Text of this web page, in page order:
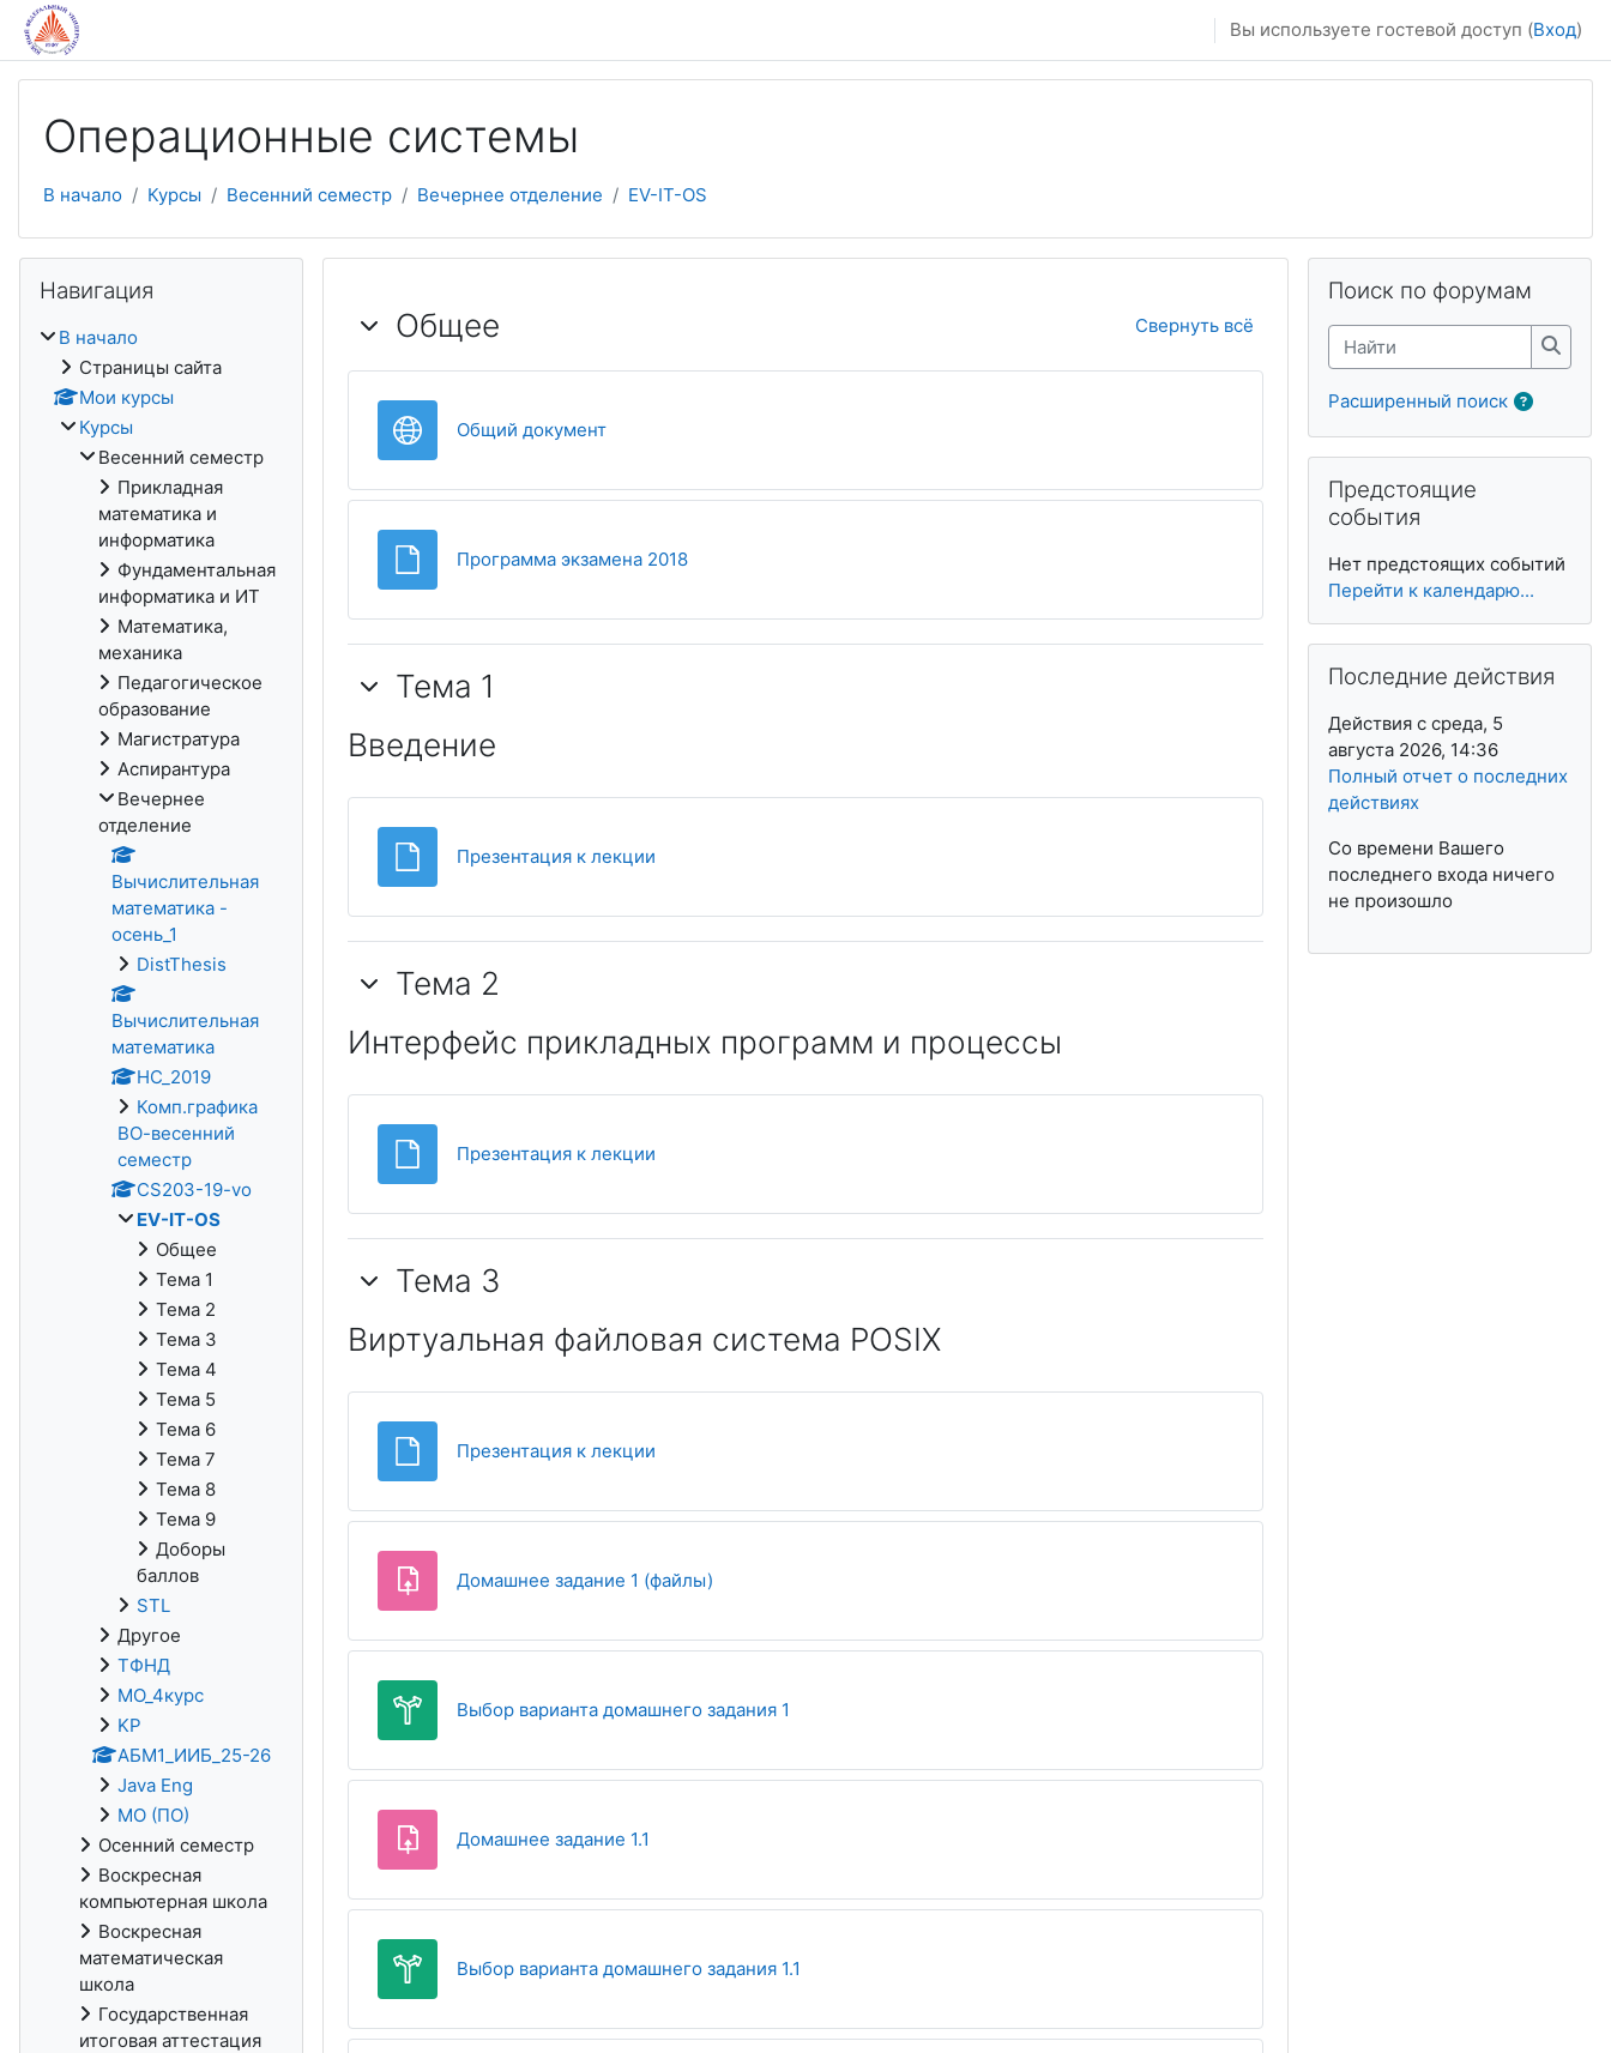
Перейти к основному содержанию
Вы используете гостевой доступ (Вход)
Операционные системы
В начало Курсы Весенний семестр Вечернее отделение EV-IT-OS
Тематический план
Общее Свернуть всё
Общий документГиперссылка
Программа экзамена 2018Файл
Тема 1
Введение
Презентация к лекцииФайл
Тема 2
Интерфейс прикладных программ и процессы
Презентация к лекцииФайл
Тема 3
Виртуальная файловая система POSIX
Презентация к лекцииФайл
Домашнее задание 1 (файлы)
Выбор варианта домашнего задания 1
Домашнее задание 1.1
Выбор варианта домашнего задания 1.1
Навигация
В начало
Страницы сайта
Мои курсы
Курсы
Весенний семестр
Прикладная
математика и
информатика
Фундаментальная
информатика и ИТ
Математика,
механика
Педагогическое
образование
Магистратура
Аспирантура
Вечернее
отделение
Вычислительная
математика -
осень_1
DistThesis
Вычислительная
математика
НС_2019
Комп.графика
ВО-весенний
семестр
CS203-19-vo
EV-IT-OS
Общее
Тема 1
Тема 2
Тема 3
Тема 4
Тема 5
Тема 6
Тема 7
Тема 8
Тема 9
Доборы
баллов
STL
Другое
ТФНД
МО_4курс
KP
АБМ1_ИИБ_25-26
Java Eng
МО (ПО)
Осенний семестр
Воскресная
компьютерная школа
Воскресная
математическая
школа
Государственная
итоговая аттестация
Поиск по форумам
Найти
Найти
Расширенный поиск
Предстоящие
события
Нет предстоящих событий
Перейти к календарю...
Последние действия
Действия с среда, 5
августа 2026, 14:36
Полный отчет о последних
действиях
Со времени Вашего
последнего входа ничего
не произошло